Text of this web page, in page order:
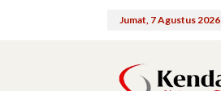
Jumat, 7 Agustus 2026